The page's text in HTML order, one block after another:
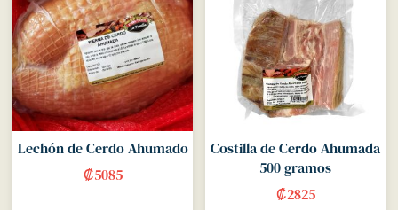
Lechón de Cerdo Ahumado
₡5085
Costilla de Cerdo Ahumada
500 gramos
₡2825